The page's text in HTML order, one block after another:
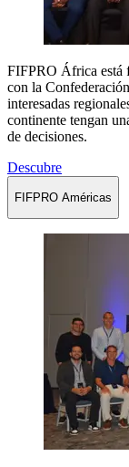
FIFPRO África está
con la
interesadas
continente tengan
de decisiones.
Descubre
FIFPRO Américas